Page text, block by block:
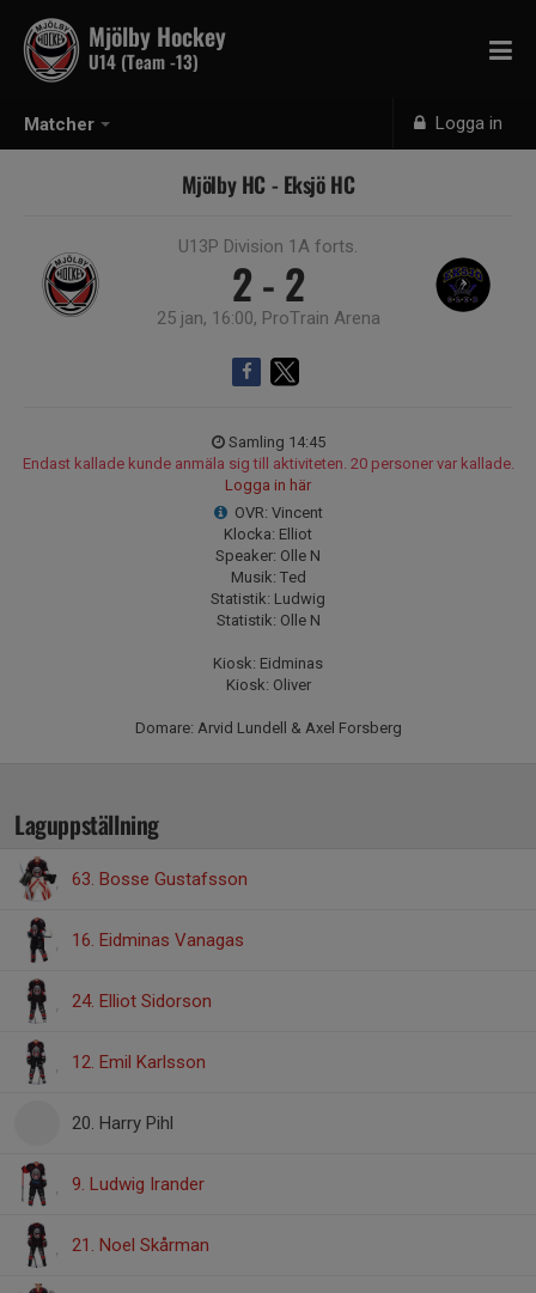
Matcher Logga in
Mjölby Hockey
U14 (Team -13)
Mjölby HC - Eksjö HC
U13P Division 1A forts.
2 - 2
25 jan, 16:00, ProTrain Arena
Samling 14:45
Endast kallade kunde anmäla sig till aktiviteten. 20 personer var kallade.
Logga in här
OVR: Vincent
Klocka: Elliot
Speaker: Olle N
Musik: Ted
Statistik: Ludwig
Statistik: Olle N
Kiosk: Eidminas
Kiosk: Oliver
Domare: Arvid Lundell & Axel Forsberg
Laguppställning
63. Bosse Gustafsson
16. Eidminas Vanagas
24. Elliot Sidorson
12. Emil Karlsson
20. Harry Pihl
9. Ludwig Irander
21. Noel Skårman